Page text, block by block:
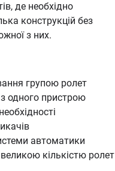
де необхідно
конструкцій без
з них.
групою ролет
одного пристрою
автоматики
кількістю ролет